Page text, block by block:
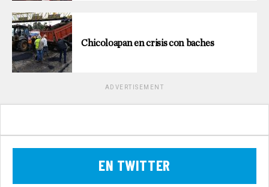
Chicoloapan en crisis con baches
ADVERTISEMENT
EN TWITTER